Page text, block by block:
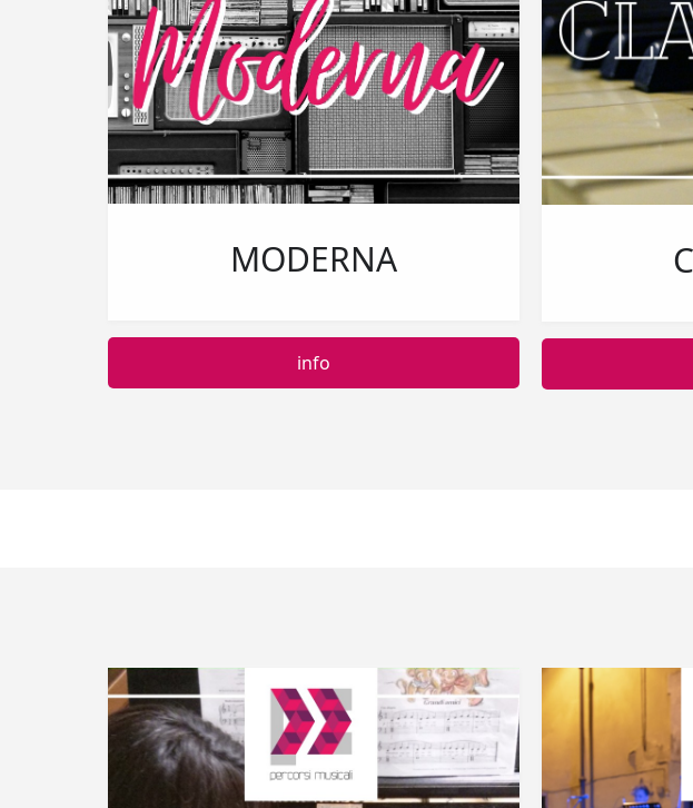
MODERNA
info